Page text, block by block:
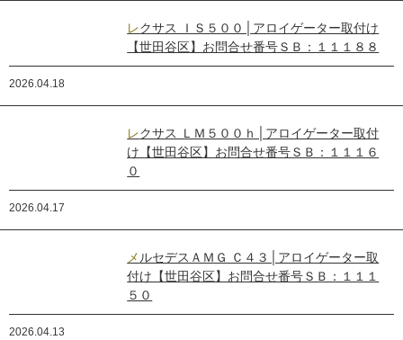
レクサス ＩＳ５００│アロイゲーター取付け
【世田谷区】お問合せ番号ＳＢ：１１１８８
2026.04.18
レクサス ＬＭ５００ｈ│アロイゲーター取付
け【世田谷区】お問合せ番号ＳＢ：１１１６
０
2026.04.17
メルセデスＡＭＧ Ｃ４３│アロイゲーター取
付け【世田谷区】お問合せ番号ＳＢ：１１１
５０
2026.04.13